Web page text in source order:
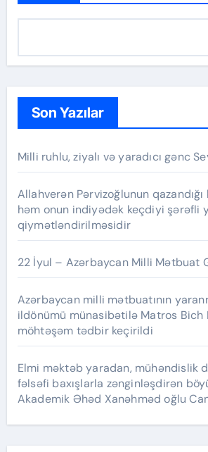
Son Yazılar
Milli ruhlu, ziyalı və yaradıcı gənc
Allahverən Pərvizoğlunun
həm onun indiyədək keçdiyi şərəfli
qiymətləndirilməsidir
22 İyul – Azərbaycan Milli Mətbuat
Azərbaycan milli mətbuatının
ildönümü münasibətilə Matros Bich
möhtəşəm tədbir keçirildi
Elmi məktəb yaradan, mühəndislik
fəlsəfi baxışlarla zənginləşdirən
Akademik Əhəd Xanəhməd oğlu